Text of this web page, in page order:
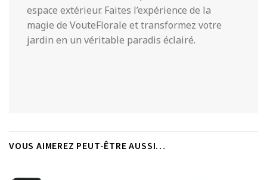
espace extérieur. Faites l’expérience de la
magie de VouteFlorale et transformez votre
jardin en un véritable paradis éclairé.
VOUS AIMEREZ PEUT-ÊTRE AUSSI…